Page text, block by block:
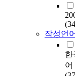
작성언어
한
어